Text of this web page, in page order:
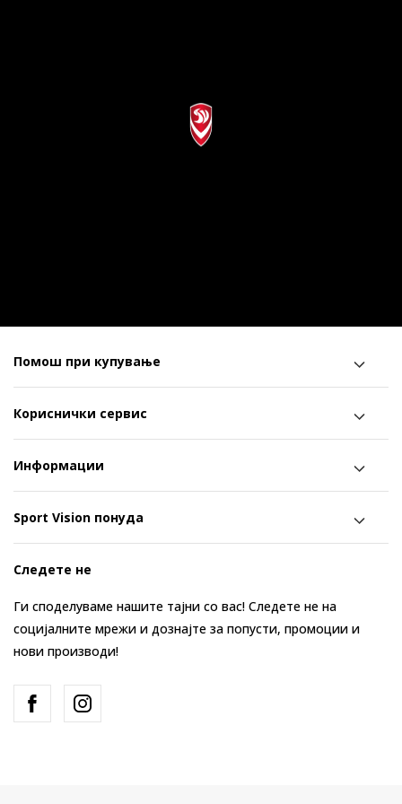
Помош при купување
Кориснички сервис
Информации
Sport Vision понуда
Следете не
Ги споделуваме нашите тајни со вас! Следете не на
социјалните мрежи и дознајте за попусти, промоции и
нови производи!